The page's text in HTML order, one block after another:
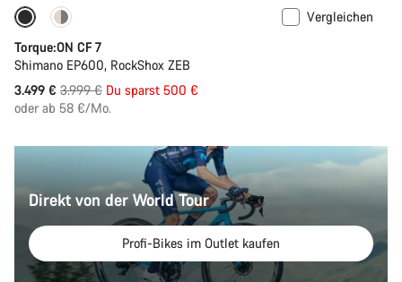
-13%
Vergleichen
Torque:ON CF 7
Shimano EP600, RockShox ZEB
3.499 € Ursprungspreis
3.999 € Du sparst 500 €
oder ab 58 €/Mo.
Direkt von der World Tour
Profi-Bikes im Outlet kaufen